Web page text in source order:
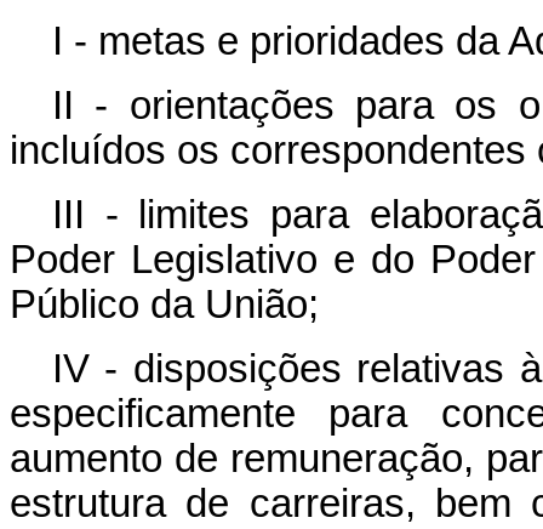
I - metas e prioridades da
II - orientações para os
incluídos os correspondentes
III - limites para
Poder Legislativo e do
Público da União;
IV - disposições relativas
especificamente para
aumento de remuneração,
estrutura de carreiras, bem